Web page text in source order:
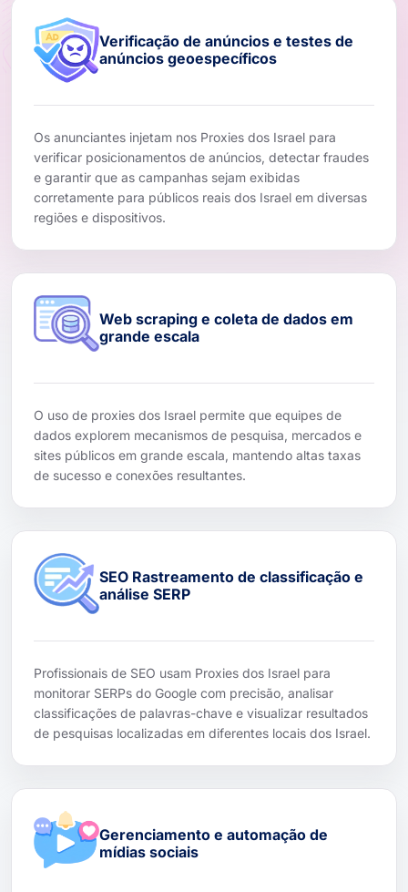
Verificação de anúncios e testes de
anúncios geoespecíficos
Os anunciantes injetam nos Proxies dos Israel para
verificar posicionamentos de anúncios, detectar fraudes
e garantir que as campanhas sejam exibidas
corretamente para públicos reais dos Israel em diversas
regiões e dispositivos.
Web scraping e coleta de dados em
grande escala
O uso de proxies dos Israel permite que equipes de
dados explorem mecanismos de pesquisa, mercados e
sites públicos em grande escala, mantendo altas taxas
de sucesso e conexões resultantes.
SEO Rastreamento de classificação e
análise SERP
Profissionais de SEO usam Proxies dos Israel para
monitorar SERPs do Google com precisão, analisar
classificações de palavras-chave e visualizar resultados
de pesquisas localizadas em diferentes locais dos Israel.
Gerenciamento e automação de
mídias sociais